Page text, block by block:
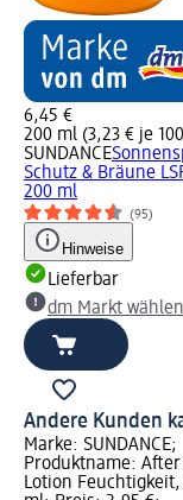
6,45 €
200 ml (3,23 € je
SUNDANCE
Schutz & Bräune
200 ml
(95)
Hinweise
Lieferbar
dm Markt wählen
Andere Kunden
Marke: SUNDANCE;
Produktname: After
Lotion Feuchtigkeit,